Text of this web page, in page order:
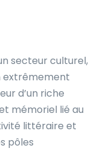
secteur culturel,
extrêmement
d’un riche
mémoriel lié au
littéraire et
pôles